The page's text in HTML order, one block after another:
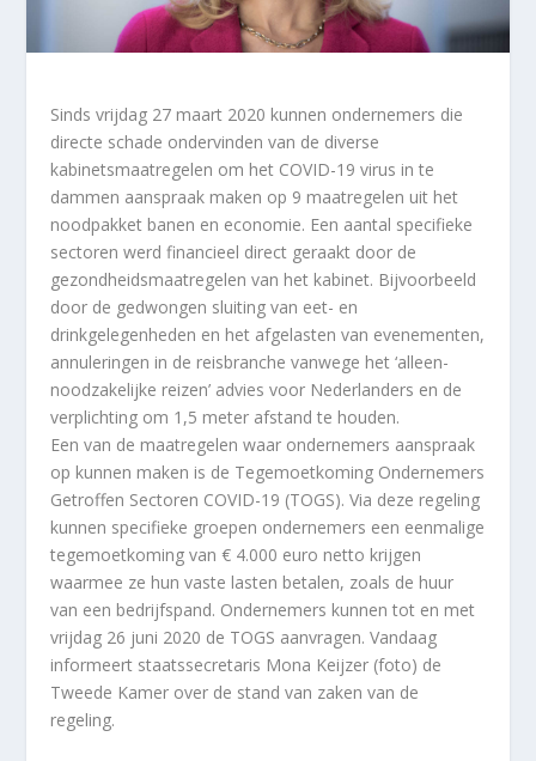
Sinds vrijdag 27 maart 2020 kunnen ondernemers die
directe schade ondervinden van de diverse
kabinetsmaatregelen om het COVID-19 virus in te
dammen aanspraak maken op 9 maatregelen uit het
noodpakket banen en economie. Een aantal specifieke
sectoren werd financieel direct geraakt door de
gezondheidsmaatregelen van het kabinet. Bijvoorbeeld
door de gedwongen sluiting van eet- en
drinkgelegenheden en het afgelasten van evenementen,
annuleringen in de reisbranche vanwege het ‘alleen-
noodzakelijke reizen’ advies voor Nederlanders en de
verplichting om 1,5 meter afstand te houden.
Een van de maatregelen waar ondernemers aanspraak
op kunnen maken is de Tegemoetkoming Ondernemers
Getroffen Sectoren COVID-19 (TOGS). Via deze regeling
kunnen specifieke groepen ondernemers een eenmalige
tegemoetkoming van € 4.000 euro netto krijgen
waarmee ze hun vaste lasten betalen, zoals de huur
van een bedrijfspand. Ondernemers kunnen tot en met
vrijdag 26 juni 2020 de TOGS aanvragen. Vandaag
informeert staatssecretaris Mona Keijzer (foto) de
Tweede Kamer over de stand van zaken van de
regeling.